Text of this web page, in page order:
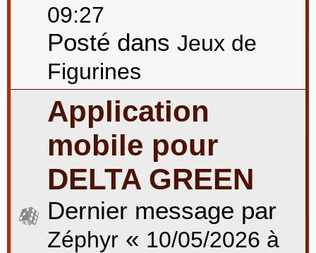
09:27
Posté dans Jeux de
Figurines
Application
mobile pour
DELTA GREEN
Dernier message par
Zéphyr « 10/05/2026 à